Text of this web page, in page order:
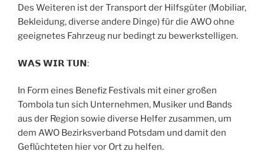
Des Weiteren ist der Transport der Hilfsgüter (Mobiliar,
Bekleidung, diverse andere Dinge) für die AWO ohne
geeignetes Fahrzeug nur bedingt zu bewerkstelligen.
𝗪𝗔𝗦 𝗪𝗜𝗥 𝗧𝗨𝗡:
In Form eines Benefiz Festivals mit einer großen
Tombola tun sich Unternehmen, Musiker und Bands
aus der Region sowie diverse Helfer zusammen, um
dem AWO Bezirksverband Potsdam und damit den
Geflüchteten hier vor Ort zu helfen.